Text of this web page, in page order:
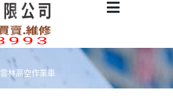
林高空作業車